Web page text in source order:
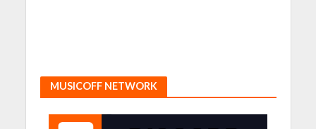
MUSICOFF NETWORK